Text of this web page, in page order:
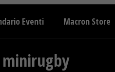
Eventi Macron Store
minirugby